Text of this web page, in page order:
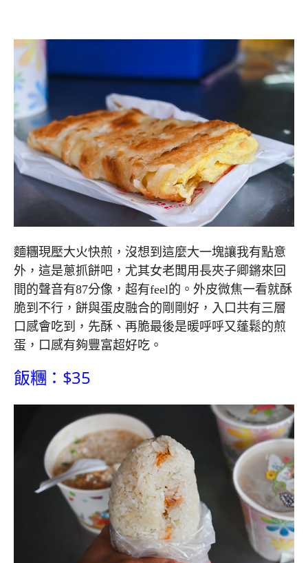
麵糰現壓大火快煎，沒想到這麼大一塊讓我有點意
外，這是蔥抓餅吧，尤其女老闆用長夾子卿鏘來回
間的聲音有87分像，超有feel的。外皮微焦一看就酥
脆到不行，餅與蛋皮融合的剛剛好，入口共有三層
口感會吃到，先酥、再脆最後是暖呼呼又蓬鬆的煎
蛋，口感有夠豐富超好吃。
飯糰：$35